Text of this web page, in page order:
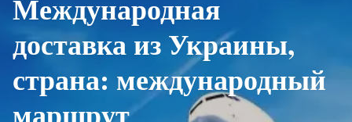
Международная
доставка из Украины,
страна: международный